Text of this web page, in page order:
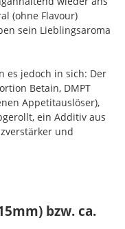
(ohne Flavour)
sein Lieblingsaroma
es jedoch in sich: Der
Betain, DMPT
Appetitauslöser),
ein Additiv aus
und
bzw. ca.